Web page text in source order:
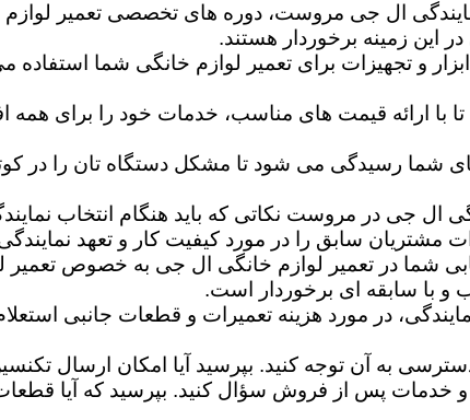
ال جی مروست، دوره های تخصصی تعمیر لوازم
این زمینه برخوردار هستند.
و تجهیزات برای تعمیر لوازم خانگی شما استفاده
با ارائه قیمت های مناسب، خدمات خود را برای همه
شما رسیدگی می شود تا مشکل دستگاه تان را در
ال جی در مروست نکاتی که باید هنگام انتخاب
مشتریان سابق را در مورد کیفیت کار و تعهد
شما در تعمیر لوازم خانگی ال جی به خصوص
با سابقه ای برخوردار است.
در مورد هزینه تعمیرات و قطعات جانبی
به آن توجه کنید. بپرسید آیا امکان ارسال
پس از فروش سؤال کنید. بپرسید که آیا قطعات